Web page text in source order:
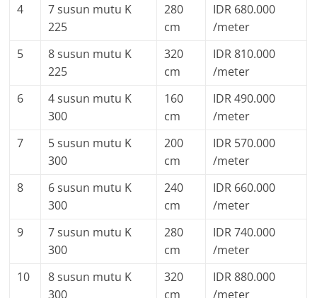
4
7 susun mutu K
225
280
cm
IDR 680.000
/meter
5
8 susun mutu K
225
320
cm
IDR 810.000
/meter
6
4 susun mutu K
300
160
cm
IDR 490.000
/meter
7
5 susun mutu K
300
200
cm
IDR 570.000
/meter
8
6 susun mutu K
300
240
cm
IDR 660.000
/meter
9
7 susun mutu K
300
280
cm
IDR 740.000
/meter
10
8 susun mutu K
300
320
cm
IDR 880.000
/meter